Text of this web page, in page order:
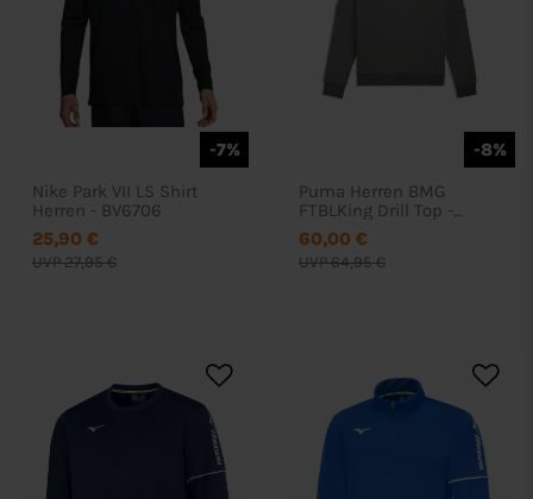
-7%
Nike Park VII LS Shirt
Herren - BV6706
UVP 27,95 €
25,90 €
-8%
Puma Herren BMG
FTBLKing Drill Top -
783915
UVP 64,95 €
60,00 €